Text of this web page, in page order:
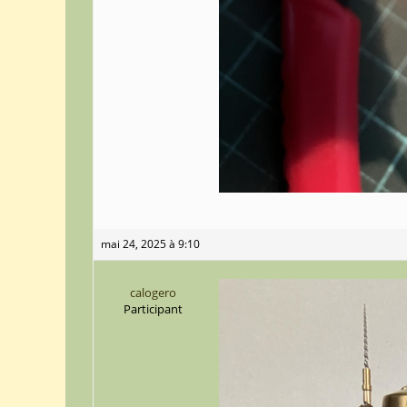
mai 24, 2025 à 9:10
calogero
Participant